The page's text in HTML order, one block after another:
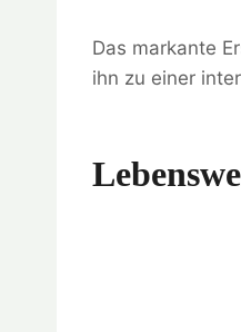
Das markante
ihn zu einer